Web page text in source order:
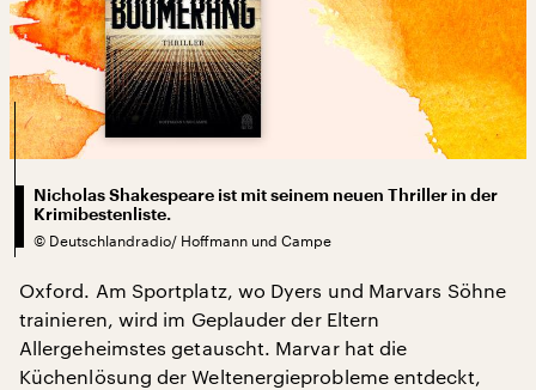
Nicholas Shakespeare ist mit seinem neuen Thriller in der
Krimibestenliste.
© Deutschlandradio/ Hoffmann und Campe
Oxford. Am Sportplatz, wo Dyers und Marvars Söhne
trainieren, wird im Geplauder der Eltern
Allergeheimstes getauscht. Marvar hat die
Küchenlösung der Weltenergieprobleme entdeckt,